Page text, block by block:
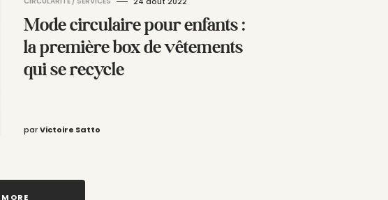
Mode circulaire pour enfants :
la première box de vêtements
qui se recycle
parVictoire Satto